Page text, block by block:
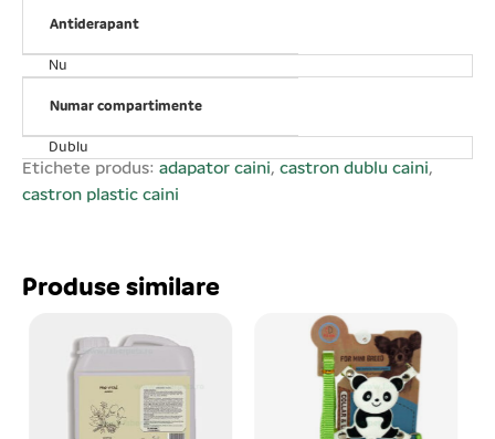
Antiderapant
Nu
Numar compartimente
Dublu
Etichete produs: adapator caini, castron dublu caini,
castron plastic caini
Produse similare